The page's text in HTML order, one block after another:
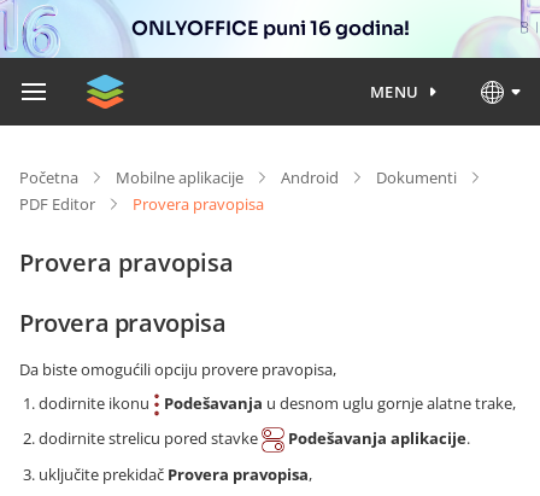
ONLYOFFICE puni 16 godina!
MENU
Početna Mobilne aplikacije Android
Dokumenti
PDF Editor
Provera pravopisa
Provera pravopisa
Provera pravopisa
Da biste omogućili opciju provere pravopisa,
dodirnite ikonu
Podešavanja u desnom uglu gornje alatne trake,
dodirnite strelicu pored stavke
Podešavanja aplikacije.
uključite prekidač Provera pravopisa,